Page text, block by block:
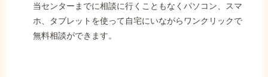
当センターまでに相談に行くこともなくパソコン、スマ
ホ、タブレットを使って自宅にいながらワンクリックで
無料相談ができます。